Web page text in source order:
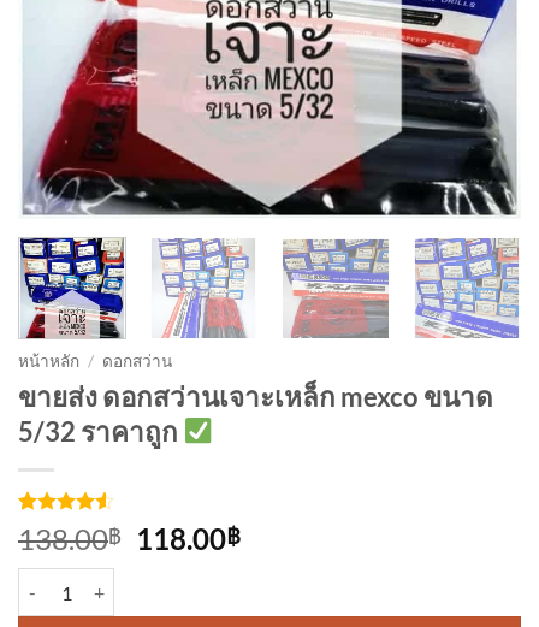
หน้าหลัก / ดอกสว่าน
ขายส่ง ดอกสว่านเจาะเหล็ก mexco ขนาด
5/32 ราคาถูก
ให้คะแนน
4.5จาก 5
คะแนน
เต็มบน
4
การให้
138.00฿
Original
118.00฿Current